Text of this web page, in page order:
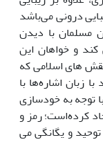
درونی می‌باشد
مسلمان با دیدن
و خواهان این
‌های اسلامی که
زبان اشاره‌ها با
توجه به خودسازی
کرده‌است؛ رمز و
و یگانگی می